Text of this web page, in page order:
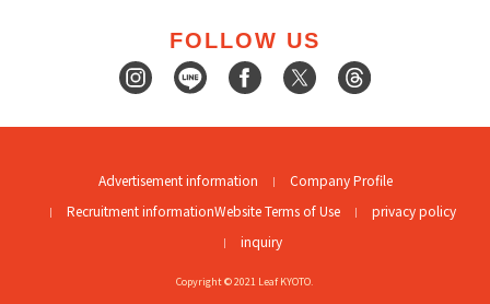
FOLLOW US
Advertisement information
Company Profile
Recruitment informationWebsite Terms of Use
privacy policy
inquiry
Copyright © 2021 Leaf KYOTO.